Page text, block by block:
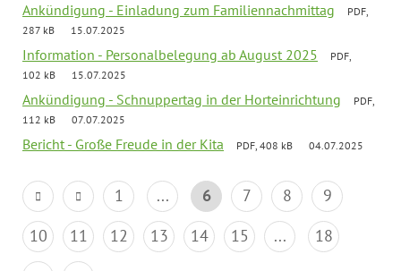
Ankündigung - Einladung zum Familiennachmittag
PDF,
287 kB
15.07.2025
Information - Personalbelegung ab August 2025
PDF,
102 kB
15.07.2025
Ankündigung - Schnuppertag in der Horteinrichtung
PDF,
112 kB
07.07.2025
Bericht - Große Freude in der Kita PDF, 408 kB 04.07.2025
1 ... 6 7 8
9
10
11 12 13 14 15 ... 18